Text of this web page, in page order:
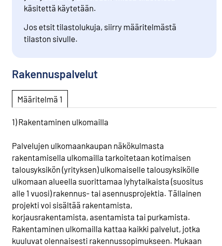
käsitettä käytetään.
Jos etsit tilastolukuja, siirry määritelmästä
tilaston sivulle.
Rakennuspalvelut
Määritelmä 1
1) Rakentaminen ulkomailla
Palvelujen ulkomaankaupan näkökulmasta
rakentamisella ulkomailla tarkoitetaan kotimaisen
talousyksikön (yrityksen) ulkomaiselle talousyksikölle
ulkomaan alueella suorittamaa lyhytaikaista (suositus
alle 1 vuosi) rakennus- tai asennusprojektia. Tällainen
projekti voi sisältää rakentamista,
korjausrakentamista, asentamista tai purkamista.
Rakentaminen ulkomailla kattaa kaikki palvelut, jotka
kuuluvat olennaisesti rakennussopimukseen. Mukaan